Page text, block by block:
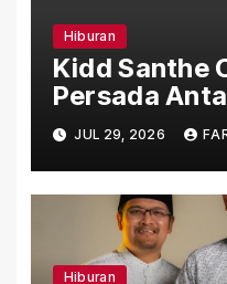
Hiburan
Kidd Santhe
Persada
Menerusi
JUL 29, 2026
Hiburan